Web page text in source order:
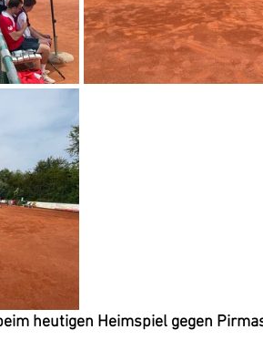
heutigen Heimspiel gegen